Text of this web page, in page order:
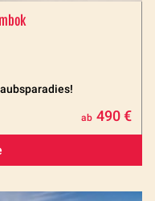
ab 490 €